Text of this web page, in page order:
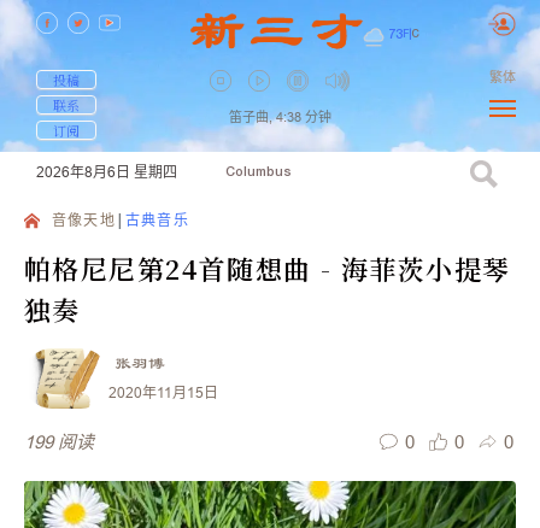
73F| C
投稿
联系
订阅
笛子曲, 4:38 分钟
繁体
2026年8月6日 星期四 Columbus
音像天地 古典音乐
帕格尼尼第24首随想曲 - 海菲茨小提琴
独奏
张羽博
2020年11月15日
199 阅读 0 0 0